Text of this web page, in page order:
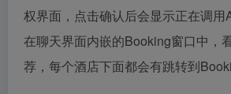
权界面，点击确认后会显示正在调用
在聊天界面内嵌的Booking窗口中，
荐，每个酒店下面都会有跳转到